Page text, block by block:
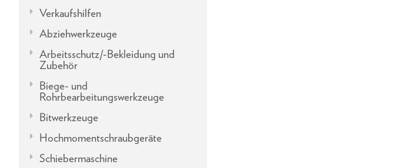
Verkaufshilfen
Abziehwerkzeuge
Arbeitsschutz/-Bekleidung und
Zubehör
Biege- und
Rohrbearbeitungswerkzeuge
Bitwerkzeuge
Hochmomentschraubgeräte
Schiebermaschine